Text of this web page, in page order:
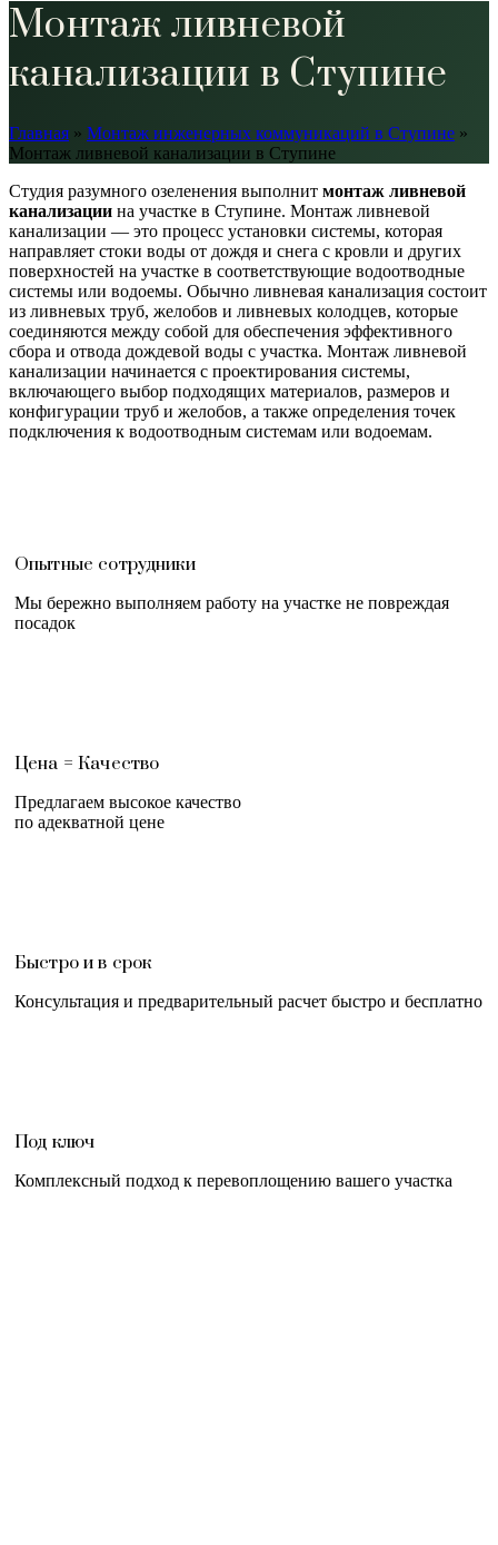
Монтаж ливневой
канализации в Ступине
Главная » Монтаж инженерных коммуникаций в Ступине »
Монтаж ливневой канализации в Ступине
Студия разумного озеленения выполнит монтаж ливневой
канализации на участке в Ступине. Монтаж ливневой
канализации — это процесс установки системы, которая
направляет стоки воды от дождя и снега с кровли и других
поверхностей на участке в соответствующие водоотводные
системы или водоемы. Обычно ливневая канализация состоит
из ливневых труб, желобов и ливневых колодцев, которые
соединяются между собой для обеспечения эффективного
сбора и отвода дождевой воды с участка. Монтаж ливневой
канализации начинается с проектирования системы,
включающего выбор подходящих материалов, размеров и
конфигурации труб и желобов, а также определения точек
подключения к водоотводным системам или водоемам.
Опытные сотрудники
Мы бережно выполняем работу на участке не повреждая
посадок
Цена = Качество
Предлагаем высокое качество
по адекватной цене
Быстро и в срок
Консультация и предварительный расчет быстро и бесплатно
Под ключ
Комплексный подход к перевоплощению вашего участка